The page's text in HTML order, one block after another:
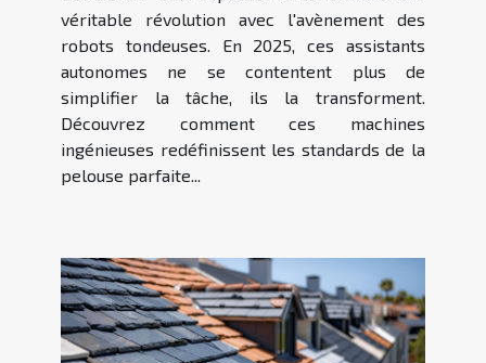
véritable révolution avec l'avènement des
robots tondeuses. En 2025, ces assistants
autonomes ne se contentent plus de
simplifier la tâche, ils la transforment.
Découvrez comment ces machines
ingénieuses redéfinissent les standards de la
pelouse parfaite...